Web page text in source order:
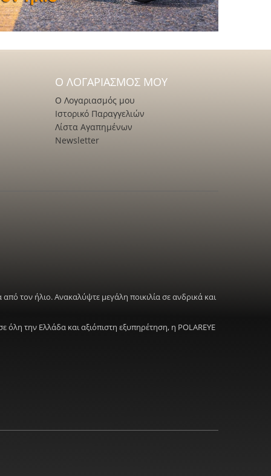
Ο ΛΟΓΑΡΙΑΣΜΌΣ ΜΟΥ
Ο Λογαριασμός μου
Ιστορικό Παραγγελιών
Λίστα Αγαπημένων
Newsletter
τον ήλιο. Ανακαλύψτε μεγάλη ποικιλία σε ανδρικά και
την Ελλάδα και αξιόπιστη εξυπηρέτηση, η POLAREYE